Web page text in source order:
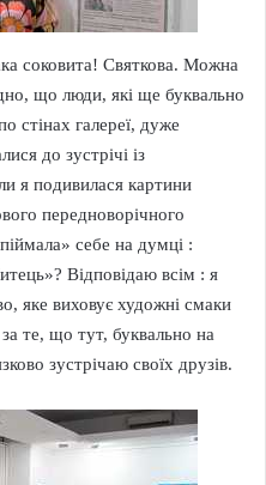
соковита! Святкова. Можна
що люди, які ще буквально
стінах галереї, дуже
до зустрічі із
я подивилася картини
передноворічного
себе на думці :
Відповідаю всім : я
яке виховує художні смаки
те, що тут, буквально на
зустрічаю своїх друзів.